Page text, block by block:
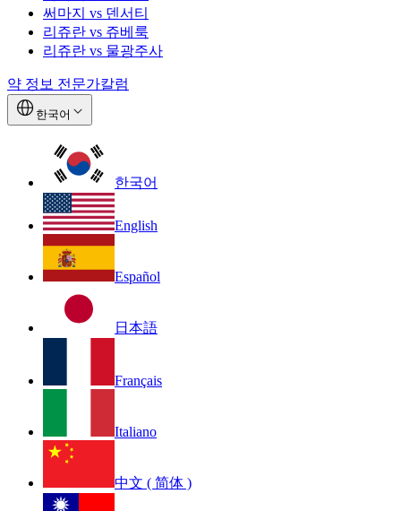
써마지 vs 덴서티
리쥬란 vs 쥬베룩
리쥬란 vs 물광주사
약 정보 전문가칼럼
한국어
한국어
English
Español
日本語
Français
Italiano
中文 ( 简体 )